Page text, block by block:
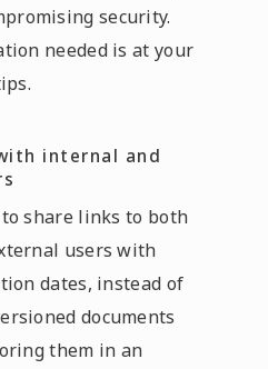
security.
needed is at your
internal and
share links to both
users with
dates, instead of
documents
them in an